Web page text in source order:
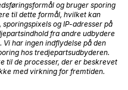
ernes USA og følger
og hans bedste ven,
Sammen opklarer de
til ansigt med både
meget mere. Bogen er
og bruger sporing
til dette formål, hvilket kan
og IP-adresser på
fra andre udbydere
har ingen indflydelse på den
hos tredjepartsudbyderen.
til de processer, der er beskrevet
med virkning for fremtiden.